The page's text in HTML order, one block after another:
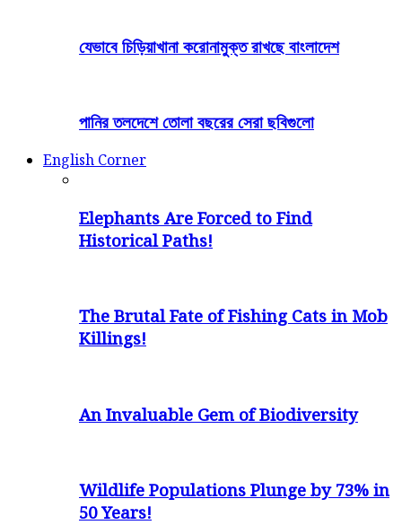
যেভাবে চিড়িয়াখানা করোনামুক্ত রাখছে বাংলাদেশ
পানির তলদেশে তোলা বছরের সেরা ছবিগুলো
English Corner
Elephants Are Forced to Find
Historical Paths!
The Brutal Fate of Fishing Cats in Mob
Killings!
An Invaluable Gem of Biodiversity
Wildlife Populations Plunge by 73% in
50 Years!